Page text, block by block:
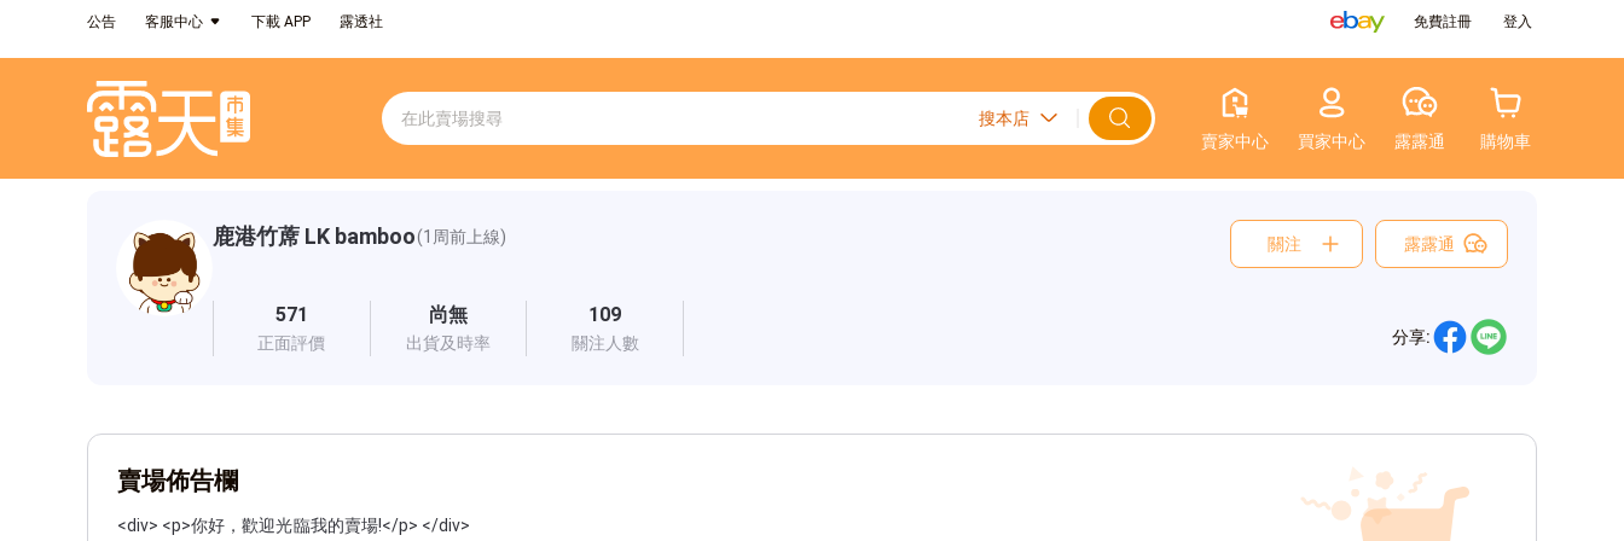
公告 客服中心 下載 APP 露透社 免費註冊 登入
賣家中心 買家中心 露露通 購物車
鹿港竹蓆 LK bamboo(1周前上線)
571
正面評價
尚無
出貨及時率
109
關注人數
關注 露露通
分享:
賣場佈告欄
<div> <p>你好，歡迎光臨我的賣場!</p> </div>